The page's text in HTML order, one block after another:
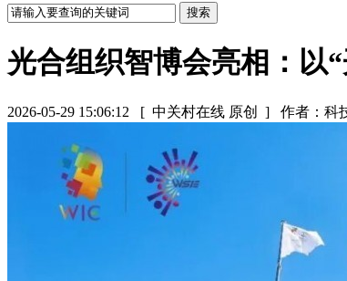
光合组织智博会亮相：以
2026-05-29 15:06:12 [ 中关村在线 原创 ] 作者：科